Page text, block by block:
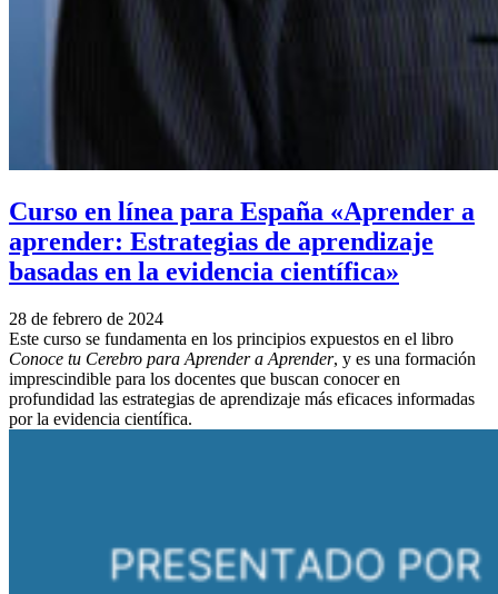
Curso en línea para España «Aprender a
aprender: Estrategias de aprendizaje
basadas en la evidencia científica»
28 de febrero de 2024
Este curso se fundamenta en los principios expuestos en el libro
Conoce tu Cerebro para Aprender a Aprender, y es una formación
imprescindible para los docentes que buscan conocer en
profundidad las estrategias de aprendizaje más eficaces informadas
por la evidencia científica.